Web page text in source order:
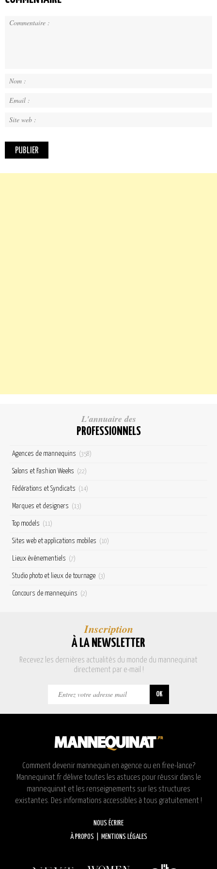
L'annuaire des
PROFESSIONNELS
Agences de mannequins (358)
Salons et Fashion Weeks (22)
Fédérations et Syndicats (14)
Marques et designers (13)
Top models (11)
Sites web et applications mobiles (10)
Lieux événementiels (7)
Studio photo et lieux de tournage (3)
Concours de mannequins (2)
Inscription
À LA NEWSLETTER
Recevez les dernières actualités du monde du mannequinat
directement par e-mail !
Comment devenir mannequin en agence ou en free-lance?
Mannequinat.fr délivre toutes les astuces pour réussir dans le
mannequinat et les renseignements sur les structures
existantes. Des informations accessibles à tous gratuitement !
NOUS ÉCRIRE
À PROPOS
MENTIONS LÉGALES